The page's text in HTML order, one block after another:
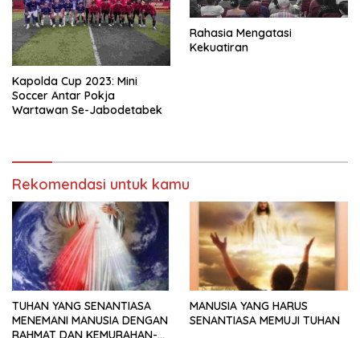
Kapolda Cup 2023: Mini
Soccer Antar Pokja
Wartawan Se-Jabodetabek
Rahasia Mengatasi
Kekuatiran
Rekomendasi untuk kamu
TUHAN YANG SENANTIASA
MENEMANI MANUSIA DENGAN
RAHMAT DAN KEMURAHAN-
MANUSIA YANG HARUS
SENANTIASA MEMUJI TUHAN